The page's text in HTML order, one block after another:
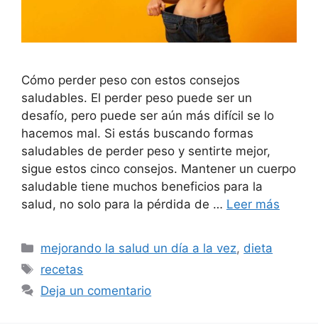
Cómo perder peso con estos consejos
saludables. El perder peso puede ser un
desafío, pero puede ser aún más difícil se lo
hacemos mal. Si estás buscando formas
saludables de perder peso y sentirte mejor,
sigue estos cinco consejos. Mantener un cuerpo
saludable tiene muchos beneficios para la
salud, no solo para la pérdida de … Leer más
Categorías
mejorando la salud un día a la vez, dieta
Etiquetas
recetas
Deja un comentario